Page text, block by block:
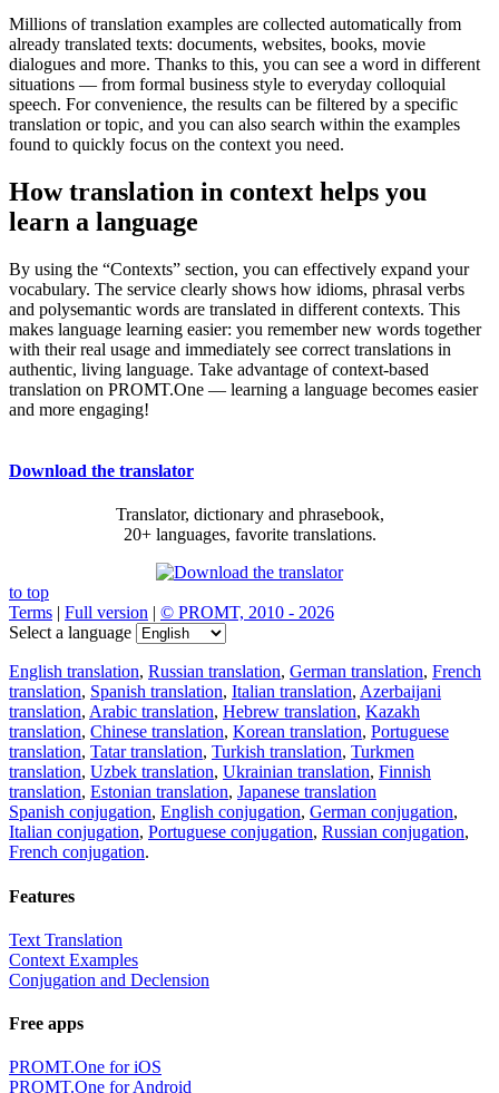
Millions of translation examples are collected automatically from
already translated texts: documents, websites, books, movie
dialogues and more. Thanks to this, you can see a word in different
situations — from formal business style to everyday colloquial
speech. For convenience, the results can be filtered by a specific
translation or topic, and you can also search within the examples
found to quickly focus on the context you need.
How translation in context helps you
learn a language
By using the “Contexts” section, you can effectively expand your
vocabulary. The service clearly shows how idioms, phrasal verbs
and polysemantic words are translated in different contexts. This
makes language learning easier: you remember new words together
with their real usage and immediately see correct translations in
authentic, living language. Take advantage of context-based
translation on PROMT.One — learning a language becomes easier
and more engaging!
Download the translator
Translator, dictionary and phrasebook,
20+ languages, favorite translations.
to top
Terms | Full version | © PROMT, 2010 - 2026
Select a language
English translation, Russian translation, German translation, French
translation, Spanish translation, Italian translation, Azerbaijani
translation, Arabic translation, Hebrew translation, Kazakh
translation, Chinese translation, Korean translation, Portuguese
translation, Tatar translation, Turkish translation, Turkmen
translation, Uzbek translation, Ukrainian translation, Finnish
translation, Estonian translation, Japanese translation
Spanish conjugation, English conjugation, German conjugation,
Italian conjugation, Portuguese conjugation, Russian conjugation,
French conjugation.
Features
Text Translation
Context Examples
Conjugation and Declension
Free apps
PROMT.One for iOS
PROMT.One for Android